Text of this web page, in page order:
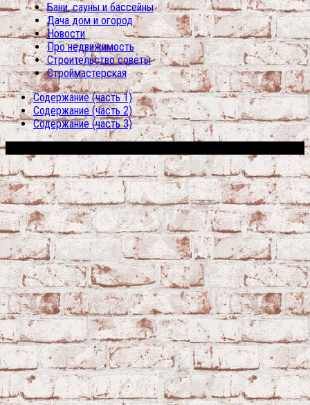
Бани, сауны и бассейны
Дача дом и огород
Новости
Про недвижимость
Строительство советы
Строймастерская
Содержание (часть 1)
Содержание (часть 2)
Содержание (часть 3)